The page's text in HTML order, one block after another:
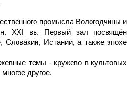
промысла Вологодчины и
н. XXI вв. Первый зал посвящён
Испании, а также эпохе
темы - кружево в культовых
другое.